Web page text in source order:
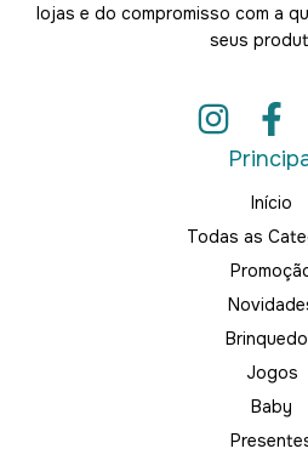
lojas e do compromisso com a
seus
Início
Todas as
Jogos
Baby